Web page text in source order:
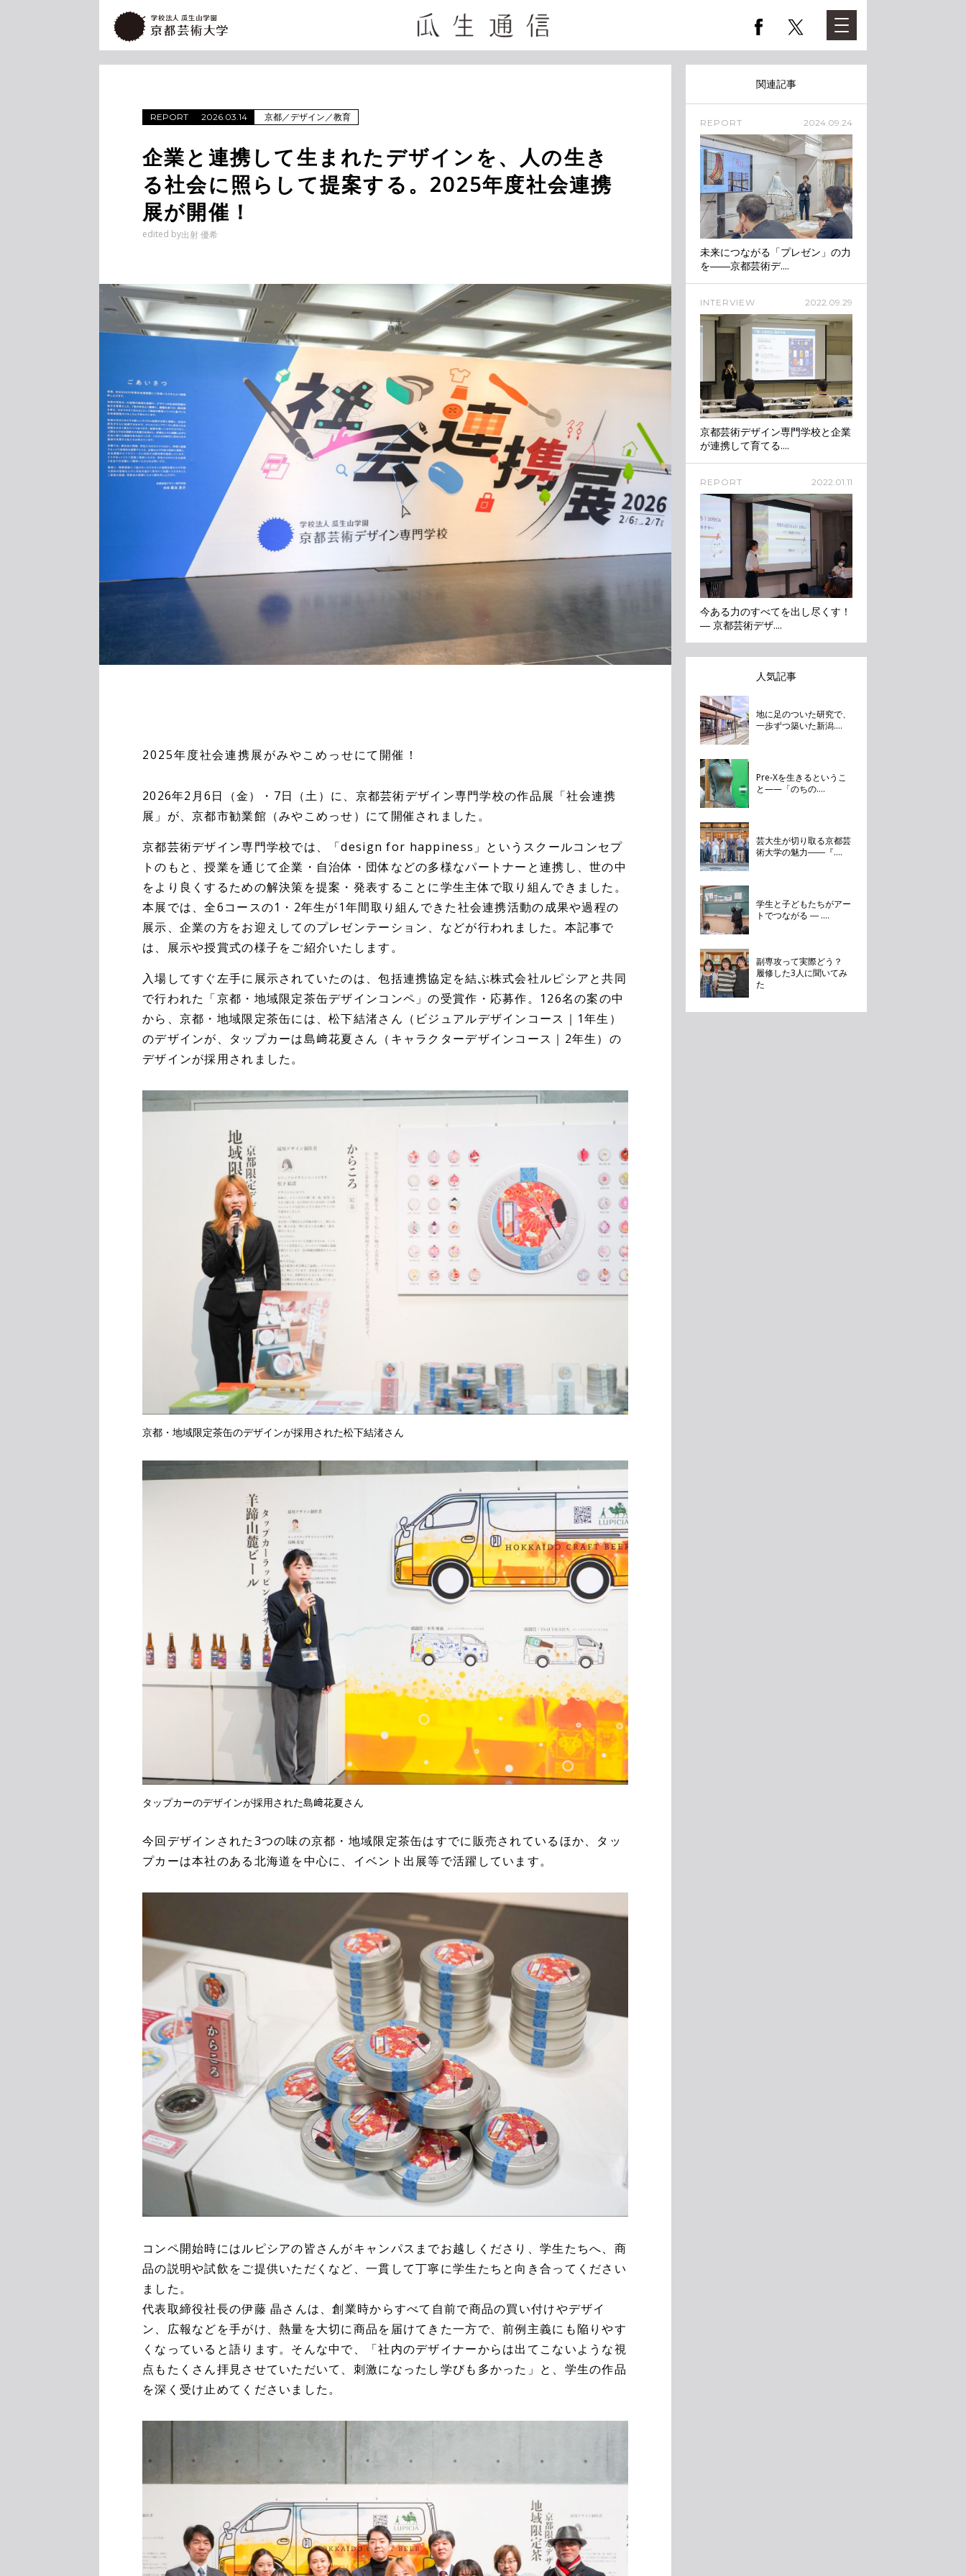
REPORT 2026.03.14 京都／デザイン／教育
企業と連携して生まれたデザインを、人の生き
る社会に照らして提案する。2025年度社会連携
展が開催！
edited by出射 優希
2025年度社会連携展がみやこめっせにて開催！
2026年2月6日（金）・7日（土）に、京都芸術デザイン専門学校の作品展「社会連携
展」が、京都市勧業館（みやこめっせ）にて開催されました。
京都芸術デザイン専門学校では、「design for happiness」というスクールコンセプ
トのもと、授業を通じて企業・自治体・団体などの多様なパートナーと連携し、世の中
をより良くするための解決策を提案・発表することに学生主体で取り組んできました。
本展では、全6コースの1・2年生が1年間取り組んできた社会連携活動の成果や過程の
展示、企業の方をお迎えしてのプレゼンテーション、などが行われました。本記事で
は、展示や授賞式の様子をご紹介いたします。
入場してすぐ左手に展示されていたのは、包括連携協定を結ぶ株式会社ルピシアと共同
で行われた「京都・地域限定茶缶デザインコンペ」の受賞作・応募作。126名の案の中
から、京都・地域限定茶缶には、松下結渚さん（ビジュアルデザインコース｜1年生）
のデザインが、タップカーは島﨑花夏さん（キャラクターデザインコース｜2年生）の
デザインが採用されました。
京都・地域限定茶缶のデザインが採用された松下結渚さん
タップカーのデザインが採用された島﨑花夏さん
今回デザインされた3つの味の京都・地域限定茶缶はすでに販売されているほか、タッ
プカーは本社のある北海道を中心に、イベント出展等で活躍しています。
コンペ開始時にはルピシアの皆さんがキャンパスまでお越しくださり、学生たちへ、商
品の説明や試飲をご提供いただくなど、一貫して丁寧に学生たちと向き合ってください
ました。
代表取締役社長の伊藤 晶さんは、創業時からすべて自前で商品の買い付けやデザイ
ン、広報などを手がけ、熱量を大切に商品を届けてきた一方で、前例主義にも陥りやす
くなっていると語ります。そんな中で、「社内のデザイナーからは出てこないような視
点もたくさん拝見させていただいて、刺激になったし学びも多かった」と、学生の作品
を深く受け止めてくださいました。
関連記事
REPORT 2024.09.24
未来につながる「プレゼン」の力
を――京都芸術デ....
INTERVIEW 2022.09.29
京都芸術デザイン専門学校と企業
が連携して育てる....
REPORT 2022.01.11
今ある力のすべてを出し尽くす！
― 京都芸術デザ....
人気記事
地に足のついた研究で、
一歩ずつ築いた新潟....
Pre-Xを生きるというこ
と——「のちの....
芸大生が切り取る京都芸
術大学の魅力――『....
学生と子どもたちがアー
トでつながる ― ....
副専攻って実際どう？
履修した3人に聞いてみ
た